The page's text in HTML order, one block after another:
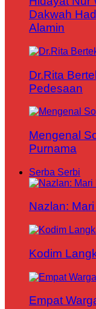
Dakwah
Alamin
Dr.Rita
Pedesaan
Mengenal
Purnama
Serba Serbi
Nazlan:
Kodim
Empat